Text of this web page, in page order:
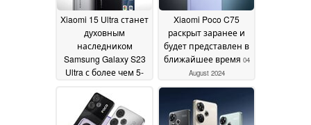
Xiaomi 15 Ultra станет
духовным
наследником
Samsung Galaxy S23
Ultra с более чем 5-
зумом05 August 2024
Xiaomi Poco C75
раскрыт заранее и
будет представлен в
ближайшее время 04
August 2024